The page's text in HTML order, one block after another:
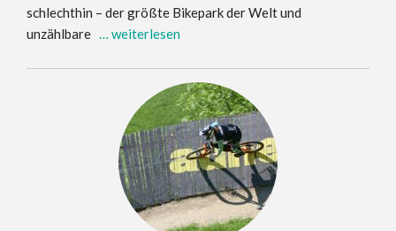
schlechthin – der größte Bikepark der Welt und
unzählbare … weiterlesen